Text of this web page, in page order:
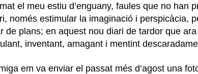
el meu estiu d’enguany, faules que no han
només estimular la imaginació i perspicàcia,
de plans; en aquest nou diari de tardor que
inventant, amagant i mentint
em va enviar el passat més d’agost una